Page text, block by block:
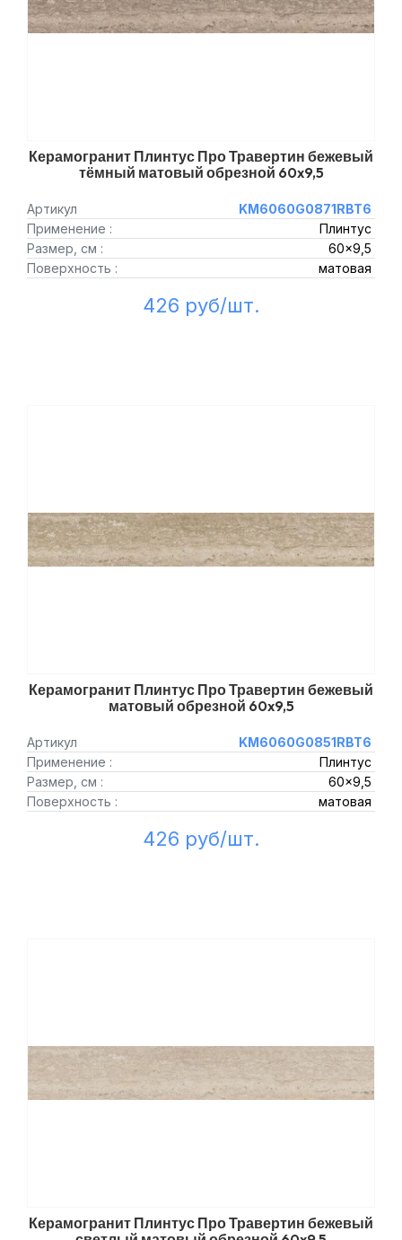
Керамогранит Плинтус Про Травертин бежевый
тёмный матовый обрезной 60x9,5
Артикул
KM6060G0871RBT6
Применение :
Плинтус
Размер, см :
60x9,5
Поверхность :
матовая
426 руб/шт.
Керамогранит Плинтус Про Травертин бежевый
матовый обрезной 60x9,5
Артикул
KM6060G0851RBT6
Применение :
Плинтус
Размер, см :
60x9,5
Поверхность :
матовая
426 руб/шт.
Керамогранит Плинтус Про Травертин бежевый